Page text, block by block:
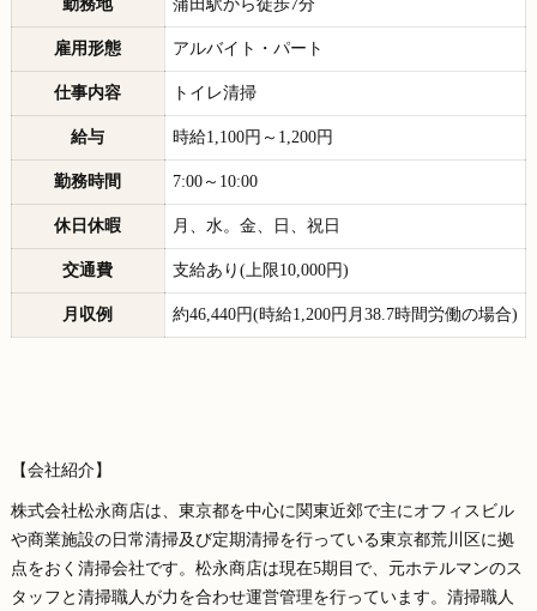
勤務地 蒲田駅から徒歩7分
雇用形態 アルバイト・パート
仕事内容 トイレ清掃
給与 時給1,100円～1,200円
勤務時間 7:00～10:00
休日休暇 月、水。金、日、祝日
交通費 支給あり(上限10,000円)
月収例 約46,440円(時給1,200円月38.7時間労働の場合)
【会社紹介】
株式会社松永商店は、東京都を中心に関東近郊で主にオフィスビル
や商業施設の日常清掃及び定期清掃を行っている東京都荒川区に拠
点をおく清掃会社です。松永商店は現在5期目で、元ホテルマンのス
タッフと清掃職人が力を合わせ運営管理を行っています。清掃職人